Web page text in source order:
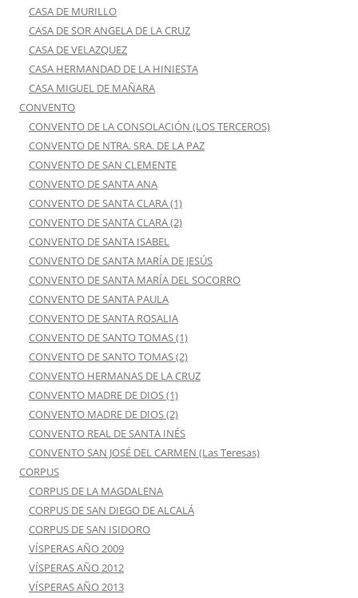
CASA DE MURILLO
CASA DE SOR ANGELA DE LA CRUZ
CASA DE VELAZQUEZ
CASA HERMANDAD DE LA HINIESTA
CASA MIGUEL DE MAÑARA
CONVENTO
CONVENTO DE LA CONSOLACIÓN (LOS TERCEROS)
CONVENTO DE NTRA. SRA. DE LA PAZ
CONVENTO DE SAN CLEMENTE
CONVENTO DE SANTA ANA
CONVENTO DE SANTA CLARA (1)
CONVENTO DE SANTA CLARA (2)
CONVENTO DE SANTA ISABEL
CONVENTO DE SANTA MARÍA DE JESÚS
CONVENTO DE SANTA MARÍA DEL SOCORRO
CONVENTO DE SANTA PAULA
CONVENTO DE SANTA ROSALIA
CONVENTO DE SANTO TOMAS (1)
CONVENTO DE SANTO TOMAS (2)
CONVENTO HERMANAS DE LA CRUZ
CONVENTO MADRE DE DIOS (1)
CONVENTO MADRE DE DIOS (2)
CONVENTO REAL DE SANTA INÉS
CONVENTO SAN JOSÉ DEL CARMEN (Las Teresas)
CORPUS
CORPUS DE LA MAGDALENA
CORPUS DE SAN DIEGO DE ALCALÁ
CORPUS DE SAN ISIDORO
VÍSPERAS AÑO 2009
VÍSPERAS AÑO 2012
VÍSPERAS AÑO 2013